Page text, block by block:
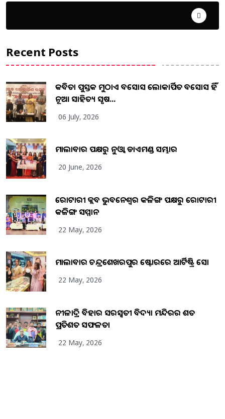
Recent Posts
କବିତା ପୁସ୍ତକ ମୁଠାଏ ଅବସୋସ ଲୋକାର୍ପିତ ଅବସୋସ ହିଁ
ନୂଆ ସାହିତ୍ୟ ସୃଷ...
06 July, 2026
ମାଲାବାର ପକ୍ଷରୁ ନୁଓ୍ବା ଡାଏମଣ୍ଡ ସମ୍ଭାର
20 June, 2026
ରୋଟାରୀ କ୍ଲବ ଭୁବନେଶ୍ୱର କଳିଙ୍ଗ ପକ୍ଷରୁ ରୋଟାରୀ
କଳିଙ୍ଗ ସମ୍ମାନ
22 May, 2026
ମାଲାବାର ଚନ୍ଦ୍ରଶେଖରପୁର ଷ୍ଟୋରରେ ଆର୍ଟିଷ୍ଟ୍ରି ସୋ
22 May, 2026
ନୀଳାଦ୍ରି ବିହାର ସରସ୍ୱତୀ ବିଦ୍ୟା ମନ୍ଦିରର ଶତ
ପ୍ରତିଶତ ସଫଳତା
22 May, 2026